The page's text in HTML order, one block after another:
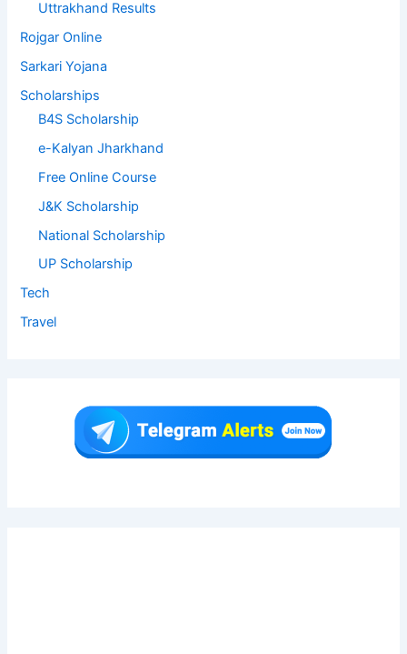
Uttrakhand Results
Rojgar Online
Sarkari Yojana
Scholarships
B4S Scholarship
e-Kalyan Jharkhand
Free Online Course
J&K Scholarship
National Scholarship
UP Scholarship
Tech
Travel